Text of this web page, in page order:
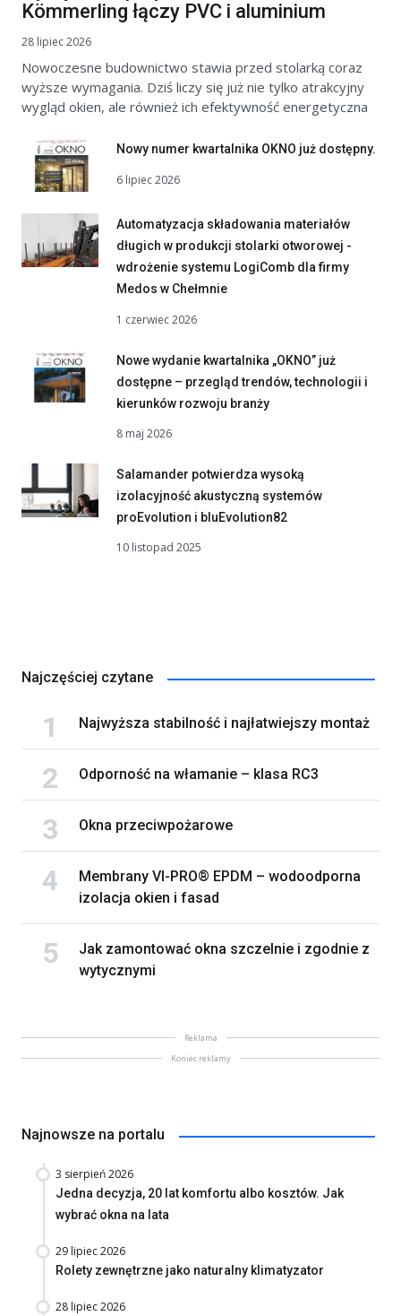
Kömmerling łączy PVC i aluminium
28 lipiec 2026
Nowoczesne budownictwo stawia przed stolarką coraz
wyższe wymagania. Dziś liczy się już nie tylko atrakcyjny
wygląd okien, ale również ich efektywność energetyczna
Nowy numer kwartalnika OKNO już dostępny.
6 lipiec 2026
Automatyzacja składowania materiałów
długich w produkcji stolarki otworowej -
wdrożenie systemu LogiComb dla firmy
Medos w Chełmnie
1 czerwiec 2026
Nowe wydanie kwartalnika „OKNO” już
dostępne – przegląd trendów, technologii i
kierunków rozwoju branży
8 maj 2026
Salamander potwierdza wysoką
izolacyjność akustyczną systemów
proEvolution i bluEvolution82
10 listopad 2025
Najczęściej czytane
Najwyższa stabilność i najłatwiejszy montaż
Odporność na włamanie – klasa RC3
Okna przeciwpożarowe
Membrany VI-PRO® EPDM – wodoodporna
izolacja okien i fasad
Jak zamontować okna szczelnie i zgodnie z
wytycznymi
Reklama
Koniec reklamy
Najnowsze na portalu
3 sierpień 2026
Jedna decyzja, 20 lat komfortu albo kosztów. Jak
wybrać okna na lata
29 lipiec 2026
Rolety zewnętrzne jako naturalny klimatyzator
28 lipiec 2026